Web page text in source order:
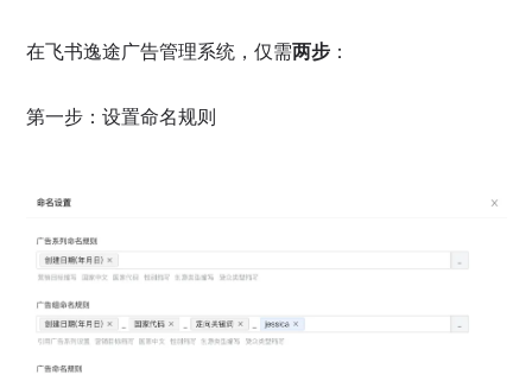
在飞书逸途广告管理系统，仅需两步：
第一步：设置命名规则